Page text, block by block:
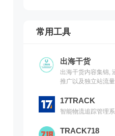
常用工具
出海干货
出海干货内容集锦,
推广以及独立站流
17TRACK
智能物流追踪管理
TRACK718